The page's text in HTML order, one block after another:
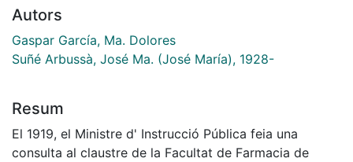
Autors
Gaspar García, Ma. Dolores
Suñé Arbussà, José Ma. (José María), 1928-
Resum
El 1919, el Ministre d' Instrucció Pública feia una
consulta al claustre de la Facultat de Farmacia de